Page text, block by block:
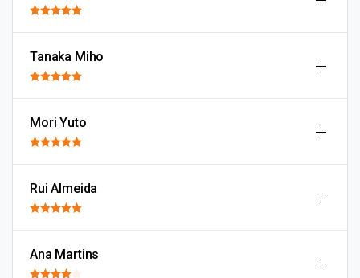
Tanaka Miho
Mori Yuto
Rui Almeida
Ana Martins